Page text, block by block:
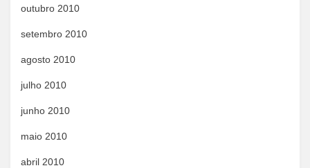
outubro 2010
setembro 2010
agosto 2010
julho 2010
junho 2010
maio 2010
abril 2010